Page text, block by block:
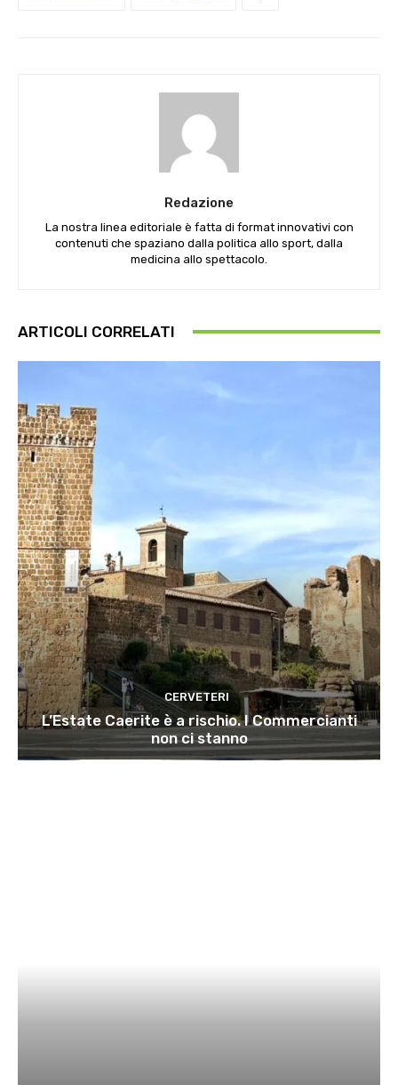
Redazione
La nostra linea editoriale è fatta di format innovativi con
contenuti che spaziano dalla politica allo sport, dalla
medicina allo spettacolo.
ARTICOLI CORRELATI
CERVETERI
L’Estate Caerite è a rischio. I Commercianti
non ci stanno